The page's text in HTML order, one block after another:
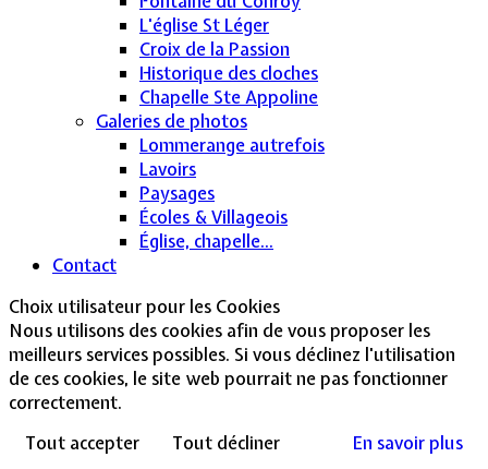
L'église St Léger
Croix de la Passion
Historique des cloches
Chapelle Ste Appoline
Galeries de photos
Lommerange autrefois
Lavoirs
Paysages
Écoles & Villageois
Église, chapelle...
Contact
Choix utilisateur pour les Cookies
Nous utilisons des cookies afin de vous proposer les
meilleurs services possibles. Si vous déclinez l'utilisation
de ces cookies, le site web pourrait ne pas fonctionner
correctement.
Tout accepter
Tout décliner
En savoir plus